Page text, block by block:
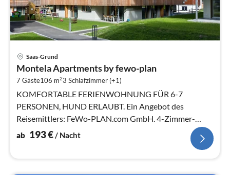
Saas-Grund
Montela Apartments by fewo-plan
7 Gäste106 m23 Schlafzimmer (+1)
KOMFORTABLE FERIENWOHNUNG FÜR 6-7
PERSONEN, HUND ERLAUBT. Ein Angebot des
Reisemittlers: FeWo-PLAN.com GmbH. 4-Zimmer-
Wohnung, Erdgeschoss oder 1. Etage mit 106 m²
ab 193€/ Nacht